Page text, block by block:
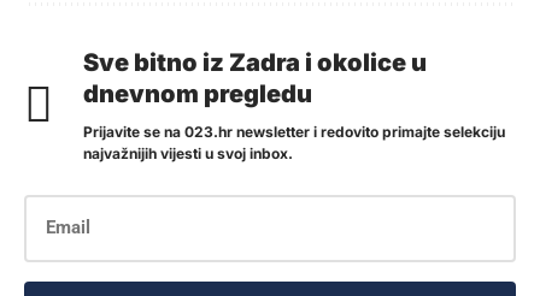
Sve bitno iz Zadra i okolice u
dnevnom pregledu
Prijavite se na 023.hr newsletter i redovito primajte selekciju
najvažnijih vijesti u svoj inbox.